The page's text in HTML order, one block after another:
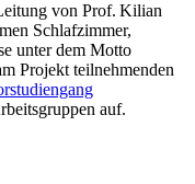
von Prof. Kilian
Schlafzimmer,
unter dem Motto
Projekt teilnehmenden
auf.